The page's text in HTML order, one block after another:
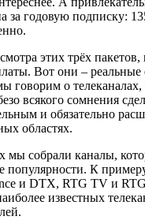
за годовую подписку:
этих трёх
Вот они – реальные
говорим о телеканалах,
всякого сомнения
и обязательно
областях.
мы собрали каналы,
популярности. К
и DTX, RTG TV и
известных